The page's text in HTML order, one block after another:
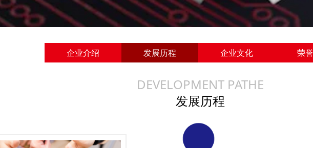
企业介绍 发展历程 企业文化 荣
DEVELOPMENT PATHE
发展历程